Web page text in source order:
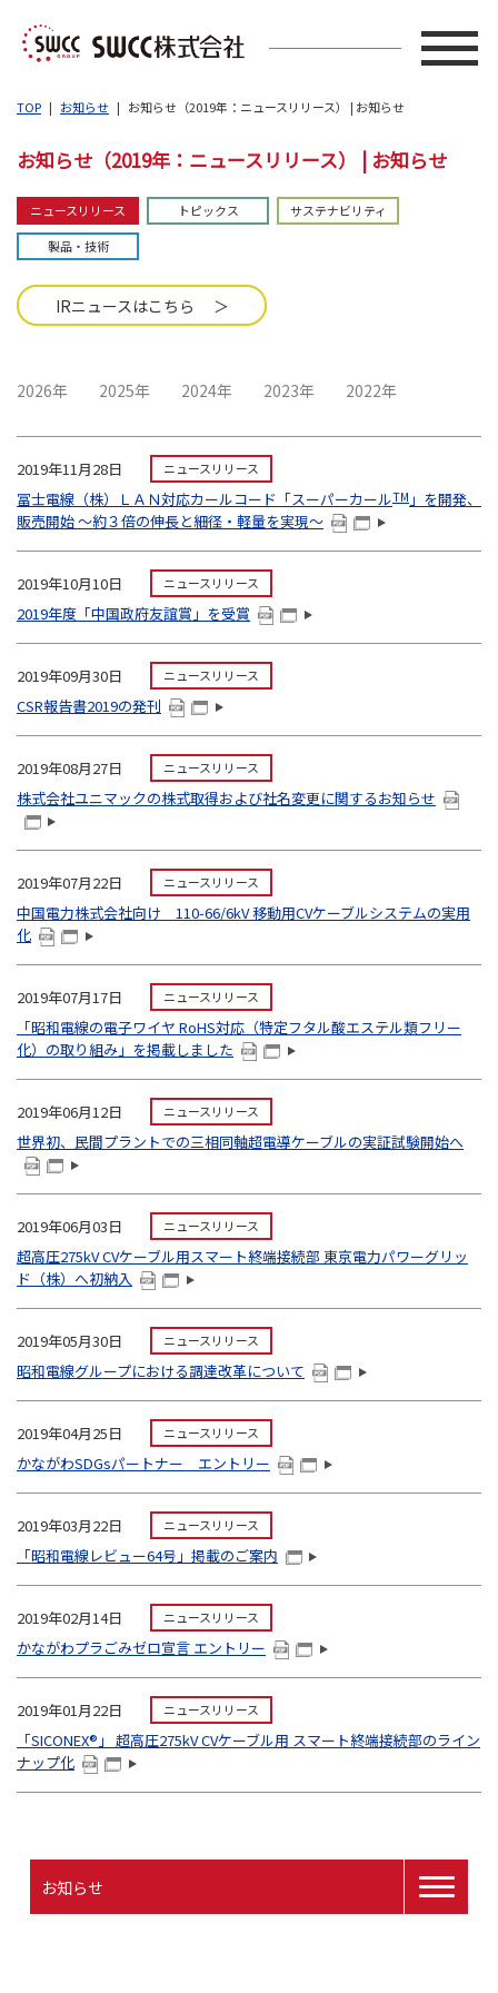
TOP お知らせ お知らせ（2019年：ニュースリリース） | お知らせ
お知らせ（2019年：ニュースリリース） | お知らせ
ニュースリリース トピックス
サステナビリティ
製品・技術
IRニュースはこちら ＞
2026年 2025年 2024年 2023年 2022年
2019年11月28日 ニュースリリース
冨士電線（株）ＬＡＮ対応カールコード「スーパーカールTM 」を開発、
販売開始 ～約３倍の伸長と細径・軽量を実現～
2019年10月10日 ニュースリリース
2019年度「中国政府友誼賞」を受賞
2019年09月30日 ニュースリリース
CSR報告書2019の発刊
2019年08月27日 ニュースリリース
株式会社ユニマックの株式取得および社名変更に関するお知らせ
2019年07月22日 ニュースリリース
中国電力株式会社向け 110-66/6kV 移動用CVケーブルシステムの実用
化
2019年07月17日 ニュースリリース
「昭和電線の電子ワイヤ RoHS対応（特定フタル酸エステル類フリー
化）の取り組み」を掲載しました
2019年06月12日 ニュースリリース
世界初、民間プラントでの三相同軸超電導ケーブルの実証試験開始へ
2019年06月03日 ニュースリリース
超高圧275kV CVケーブル用スマート終端接続部 東京電力パワーグリッ
ド（株）へ初納入
2019年05月30日 ニュースリリース
昭和電線グループにおける調達改革について
2019年04月25日 ニュースリリース
かながわSDGsパートナー エントリー
2019年03月22日 ニュースリリース
「昭和電線レビュー64号」掲載のご案内
2019年02月14日 ニュースリリース
かながわプラごみゼロ宣言 エントリー
2019年01月22日 ニュースリリース
「SICONEX®」 超高圧275kV CVケーブル用 スマート終端接続部のライン
ナップ化
お知らせ